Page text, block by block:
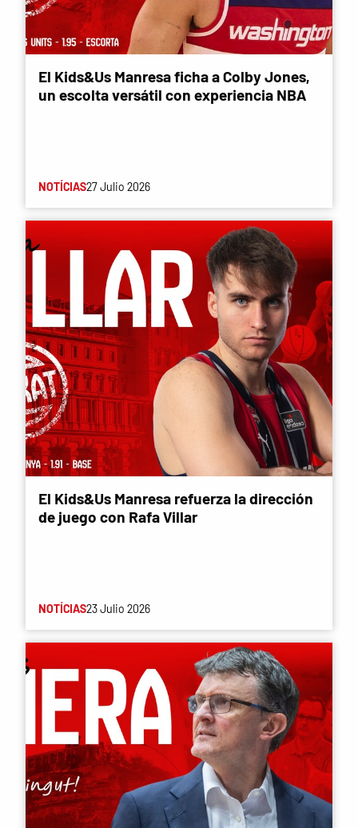
El Kids&Us Manresa ficha a Colby Jones,
un escolta versátil con experiencia NBA
NOTÍCIAS27 Julio 2026
El Kids&Us Manresa refuerza la dirección
de juego con Rafa Villar
NOTÍCIAS23 Julio 2026